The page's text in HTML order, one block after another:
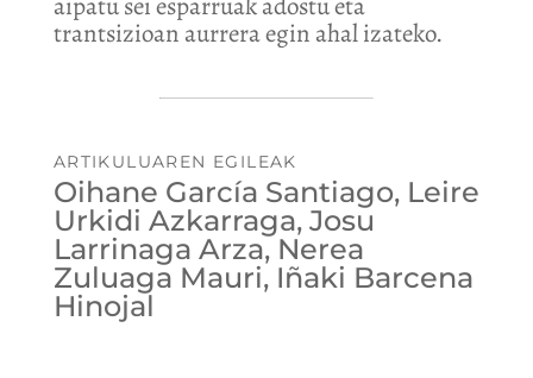
trantsizioan aurrera egin ahal izateko.
ARTIKULUAREN EGILEAK
Oihane García Santiago, Leire
Urkidi Azkarraga, Josu
Larrinaga Arza, Nerea
Zuluaga Mauri, Iñaki Barcena
Hinojal